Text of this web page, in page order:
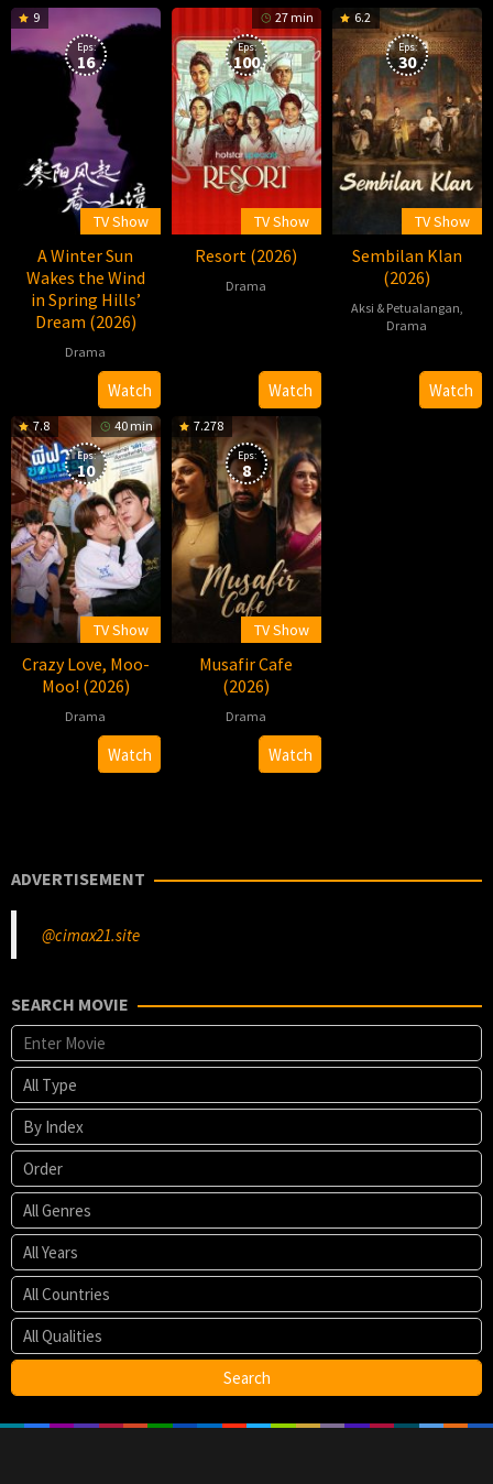
9
Eps:
16
TV Show
A Winter Sun
Wakes the Wind
in Spring Hills’
Dream (2026)
Drama
2026-
06-
12
LizzyWatch
27 min
Eps:
100
TV Show
Resort (2026)
Drama
13
Watch
6.2
Eps:
30
TV Show
Sembilan Klan
(2026)
Aksi & Petualangan,
Drama
30
Watch
7.8 40 min
Eps:
10
TV Show
Crazy Love, Moo-
Moo! (2026)
Drama
2026-
05-
Pawis
Sowsrion
Watch
7.278
Eps:
8
TV Show
Musafir Cafe
(2026)
Drama
2026-
07-
Ruchir
Arun
Watch
ADVERTISEMENT
@cimax21.site
SEARCH MOVIE